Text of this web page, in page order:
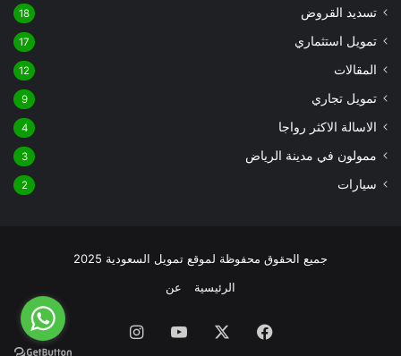
تسديد القروض 18
تمويل استثماري 17
المقالات 12
تمويل تجاري 9
الاسالة الاكثر رواجا 4
ممولون في مدينة الرياض 3
سيارات 2
جميع الحقوق محفوظة لموقع تمويل السعودية 2025
الرئيسية
عن
فيسبوك ‫YouTube